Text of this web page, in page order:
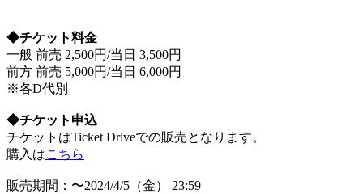
◆チケット料金
一般 前売 2,500円/当日 3,500円
前方 前売 5,000円/当日 6,000円
※各D代別
◆チケット申込
チケットはTicket Driveでの販売となります。
購入はこちら
販売期間：〜2024/4/5（金） 23:59